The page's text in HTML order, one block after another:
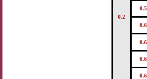
0.2
0.5
0.6
0.6
0.6
0.6